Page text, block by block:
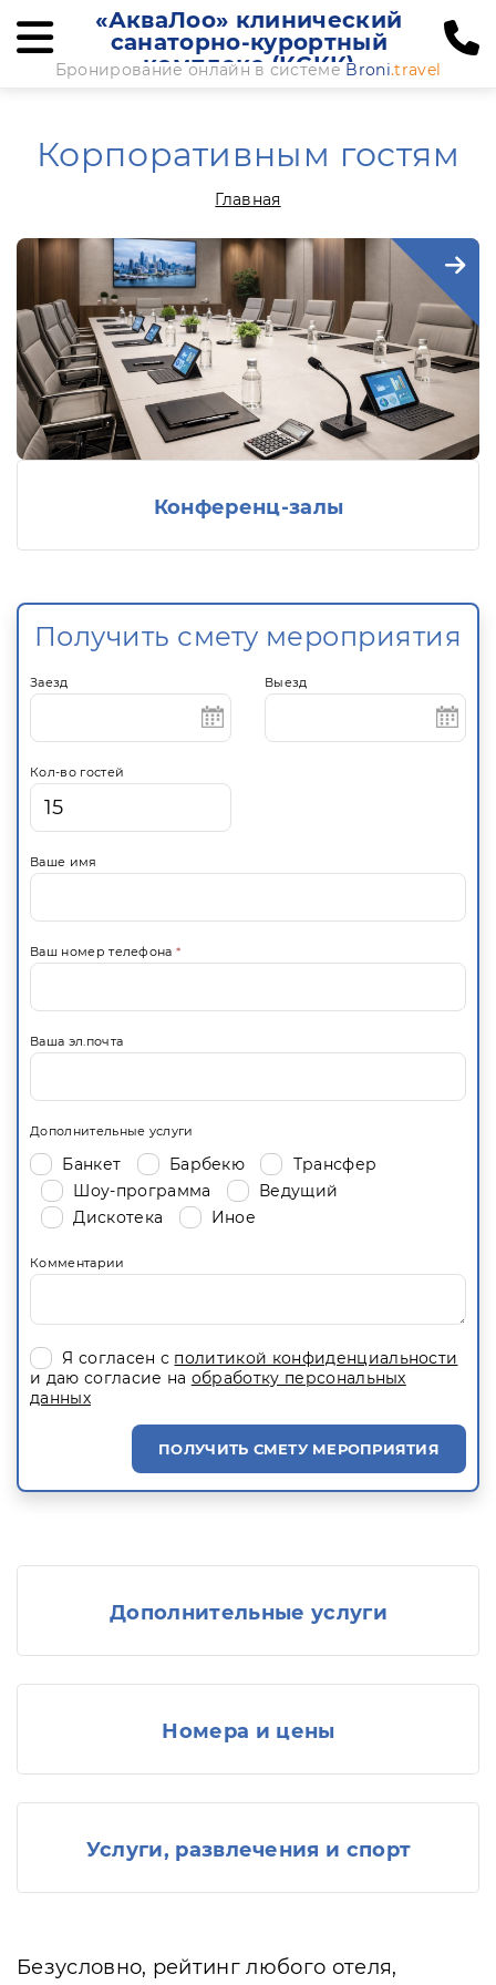
«АкваЛоо» клинический
санаторно-курортный
комплекс (КСКК)
Бронирование онлайн в системе Broni.travel
Корпоративным гостям
Главная
Конференц-залы
Получить смету мероприятия
Заезд Выезд
Кол-во гостей
Ваше имя
Ваш номер телефона*
Ваша эл.почта
Дополнительные услуги
Банкет Барбекю
Трансфер
Шоу-программа
Ведущий
Дискотека
Иное
Комментарии
Я согласен с политикой конфиденциальности
и даю согласие на обработку персональных
данных
ПОЛУЧИТЬ СМЕТУ МЕРОПРИЯТИЯ
Дополнительные услуги
Номера и цены
Услуги, развлечения и спорт
Безусловно, рейтинг любого отеля,